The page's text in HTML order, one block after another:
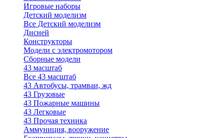
Игровые наборы
Детский моделизм
Все Детский моделизм
Дисней
Конструкторы
Модели с электромотором
Сборные модели
43 масштаб
Все 43 масштаб
43 Автобусы, трамваи, жд
43 Грузовые
43 Пожарные машины
43 Легковые
43 Прочая техника
Аммуниция, вооружение